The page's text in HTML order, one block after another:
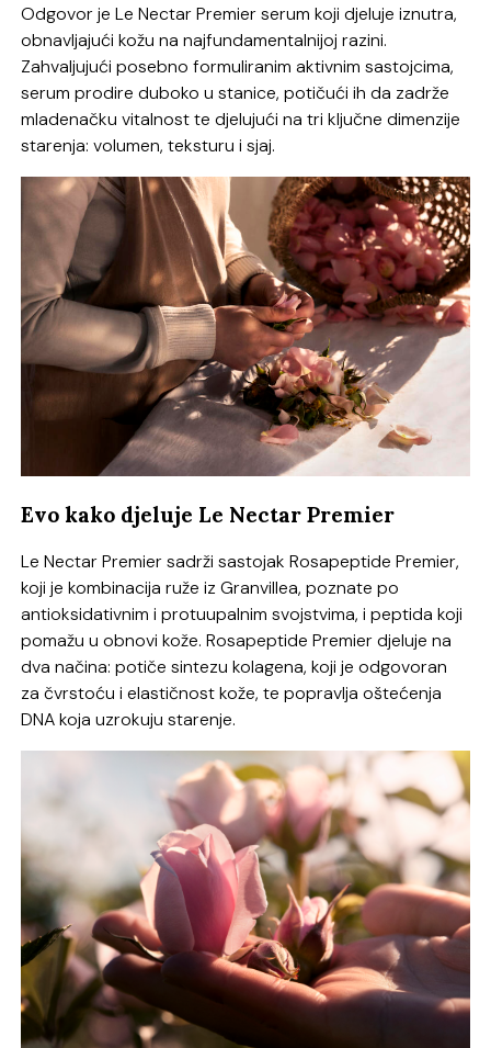
Odgovor je Le Nectar Premier serum koji djeluje iznutra,
obnavljajući kožu na najfundamentalnijoj razini.
Zahvaljujući posebno formuliranim aktivnim sastojcima,
serum prodire duboko u stanice, potičući ih da zadrže
mladenačku vitalnost te djelujući na tri ključne dimenzije
starenja: volumen, teksturu i sjaj.
Evo kako djeluje Le Nectar Premier
Le Nectar Premier sadrži sastojak Rosapeptide Premier,
koji je kombinacija ruže iz Granvillea, poznate po
antioksidativnim i protuupalnim svojstvima, i peptida koji
pomažu u obnovi kože. Rosapeptide Premier djeluje na
dva načina: potiče sintezu kolagena, koji je odgovoran
za čvrstoću i elastičnost kože, te popravlja oštećenja
DNA koja uzrokuju starenje.